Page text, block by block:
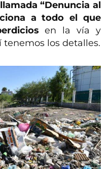
“Denuncia al
a todo el que
en la vía y
tenemos los detalles.